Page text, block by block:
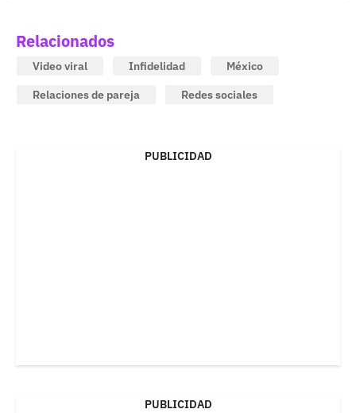
Relacionados
Video viral Infidelidad
México
Relaciones de pareja
Redes sociales
PUBLICIDAD
PUBLICIDAD